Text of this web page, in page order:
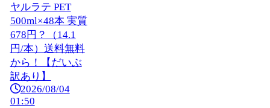
ヤルラテ PET
500ml×48本 実質
678円？（14.1
円/本）送料無料
から！【だいぶ
訳あり】
2026/08/04
01:50